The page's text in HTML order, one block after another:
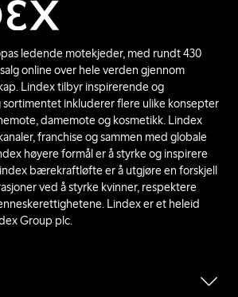
ledende motekjeder, med rundt 430
online over hele verden gjennom
Lindex tilbyr inspirerende og
sortimentet inkluderer flere ulike konsepter
damemote og kosmetikk. Lindex
franchise og sammen med globale
høyere formål er å styrke og inspirere
bærekraftløfte er å utgjøre en forskjell
ved å styrke kvinner, respektere
Lindex er et heleid
Group plc.